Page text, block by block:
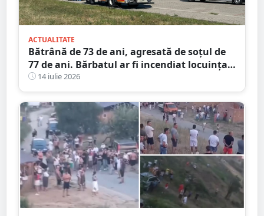
ACTUALITATE
Bătrână de 73 de ani, agresată de soțul de
77 de ani. Bărbatul ar fi incendiat locuința
din județul Satu Mare
14 iulie 2026